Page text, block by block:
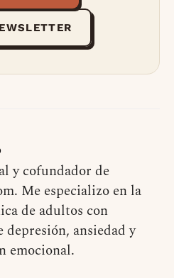
y cofundador de
Me especializo en la
de adultos con
depresión, ansiedad y
emocional.